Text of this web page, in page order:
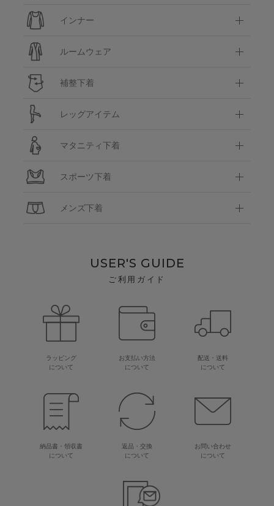
インナー
ルームウェア
補整下着
レッグアイテム
マタニティ下着
スポーツ下着
メンズ下着
USER'S GUIDE
ご利用ガイド
ラッピング
について
お支払い方法
について
配送・送料
について
納品書・領収書
について
返品・交換
について
お問い合わせ
について